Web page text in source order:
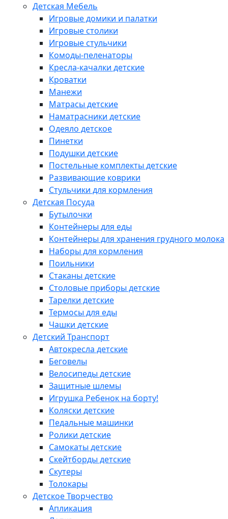
Детская Мебель
Игровые домики и палатки
Игровые столики
Игровые стульчики
Комоды-пеленаторы
Кресла-качалки детские
Кроватки
Манежи
Матрасы детские
Наматрасники детские
Одеяло детское
Пинетки
Подушки детские
Постельные комплекты детские
Развивающие коврики
Стульчики для кормления
Детская Посуда
Бутылочки
Контейнеры для еды
Контейнеры для хранения грудного молока
Наборы для кормления
Поильники
Стаканы детские
Столовые приборы детские
Тарелки детские
Термосы для еды
Чашки детские
Детский Транспорт
Автокресла детские
Беговелы
Велосипеды детские
Защитные шлемы
Игрушка Ребенок на борту!
Коляски детские
Педальные машинки
Ролики детские
Самокаты детские
Скейтборды детские
Скутеры
Толокары
Детское Творчество
Апликация